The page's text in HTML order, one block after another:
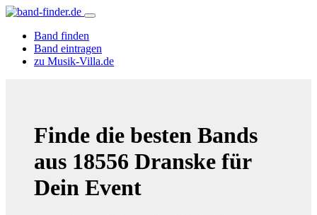
Band finden
Band eintragen
zu Musik-Villa.de
Finde die besten Bands
aus 18556 Dranske für
Dein Event